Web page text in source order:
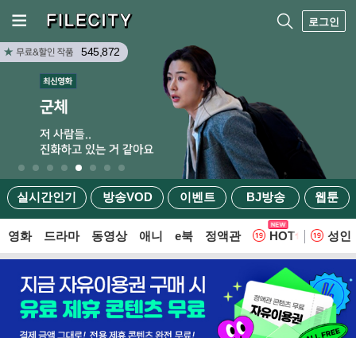
로그인
실시간인기 방송VOD 이벤트 BJ방송 웹툰
545,872
영화 드라마 동영상 애니 e북 정액관 HOT 웹
성인